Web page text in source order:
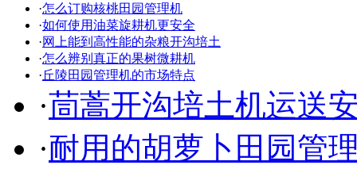
·怎么订购核桃田园管理机
·如何使用油菜旋耕机更安全
·网上能到高性能的杂粮开沟培土
·怎么辨别真正的果树微耕机
· 丘陵田园管理机的市场特点
·茼蒿开沟培土机运送
·耐用的胡萝卜田园管